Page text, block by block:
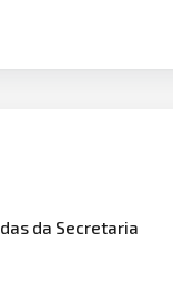
da Secretaria